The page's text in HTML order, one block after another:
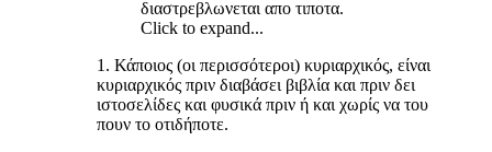
διαστρεβλωνεται απο τιποτα.
Click to expand...
1. Κάποιος (οι περισσότεροι) κυριαρχικός, είναι
κυριαρχικός πριν διαβάσει βιβλία και πριν δει
ιστοσελίδες και φυσικά πριν ή και χωρίς να του
πουν το οτιδήποτε.